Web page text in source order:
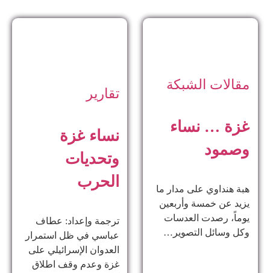
مقالات الشبكة
غزة … نساء
وصمود
هبة هنداوي على مدار ما
يزيد عن خمسة وأربعين
يوماً، رصدت العدسات
وكل وسائل التصوير…
تقارير
نساء غزة
وتحديات
الحرب
ترجمة وإعداد: عطاف
عباسي في ظل استمرار
العدوان الإسرائيلي على
غزة وعدم وقف اطلاق